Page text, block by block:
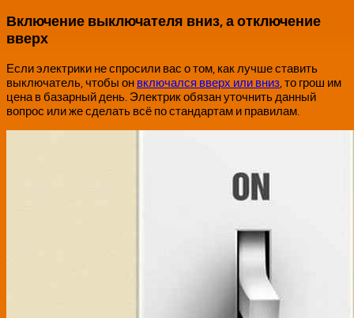
Включение выключателя вниз, а отключение
вверх
Если электрики не спросили вас о том, как лучше ставить
выключатель, чтобы он включался вверх или вниз, то грош им
цена в базарный день. Электрик обязан уточнить данный
вопрос или же сделать всё по стандартам и правилам.